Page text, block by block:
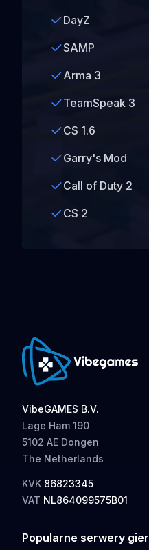
DayZ
SAMP
Arma 3
TeamSpeak 3
CS 1.6
Garry's Mod
Call of Duty 2
CS 2
VibeGAMES B.V.
Lage Ham 190
5102 AE Dongen
The Netherlands
KVK 86823345
VAT NL864099575B01
Popularne serwery gier